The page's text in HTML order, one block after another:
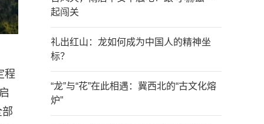
程
起闯关
礼出红山：龙如何成为中国人的精神坐
标？
“龙”与“花”在此相遇：冀西北的“古文化熔
炉”